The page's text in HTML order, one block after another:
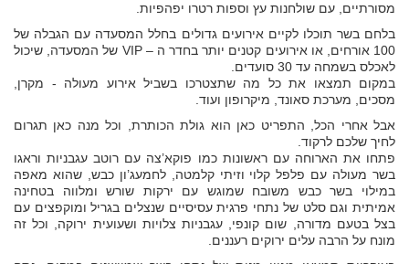
מסורתיים, עם שולחנות עץ וספות רטרו יפהפיות.
בלחם בשר תוכלו לקיים אירועים גדולים בחלל המסעדה עם הגבלה של
100 אורחים, או אירועים קטנים יותר בחדר ה – VIP של המסעדה, שיכול
לאכלס בשמחה עד 30 סועדים.
במקום תמצאו את כל מה שתצטרכו בשביל אירוע מעולה - מקרן,
מסכים, מערכת סאונד, מיקרופון ועוד.
אבל אחרי הכל, התפריט כאן הוא גולת הכותרת, וכל מנה כאן תגרום
לחיך שלכם לרקוד.
פתחו את הארוחה עם ראשונות כמו פוקא’צה עם רוטב עגבניות וראגו
בשר מעולה עם פלפל קלוי וזיתי קלמטה, לחמעג’ון כבש, שהוא מאפה
במילוי בשר כבש משובח שמוגש עם ירקות שורש ומלווה בטחינה
אמיתית וגם סלט של נתחי פרגית עסיסיים שנצלים בגריל ומוקפצים עם
בצל בטעם מדורה, שום קונפי, עגבניות צלויות ושעועית ירוקה, וכל זה
מונח על הרבה עלים ירוקים רעננים.